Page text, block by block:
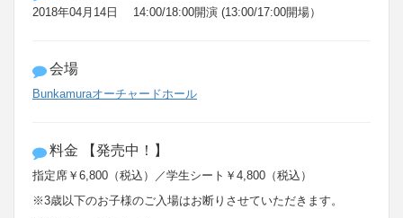
2018年04月14日 14:00/18:00開演 (13:00/17:00開場）
会場
Bunkamuraオーチャードホール
料金 【発売中！】
指定席￥ 6,800 （税込）／学生シート￥ 4,800 （税込）
※3歳以下のお子様のご入場はお断りさせていただきます。